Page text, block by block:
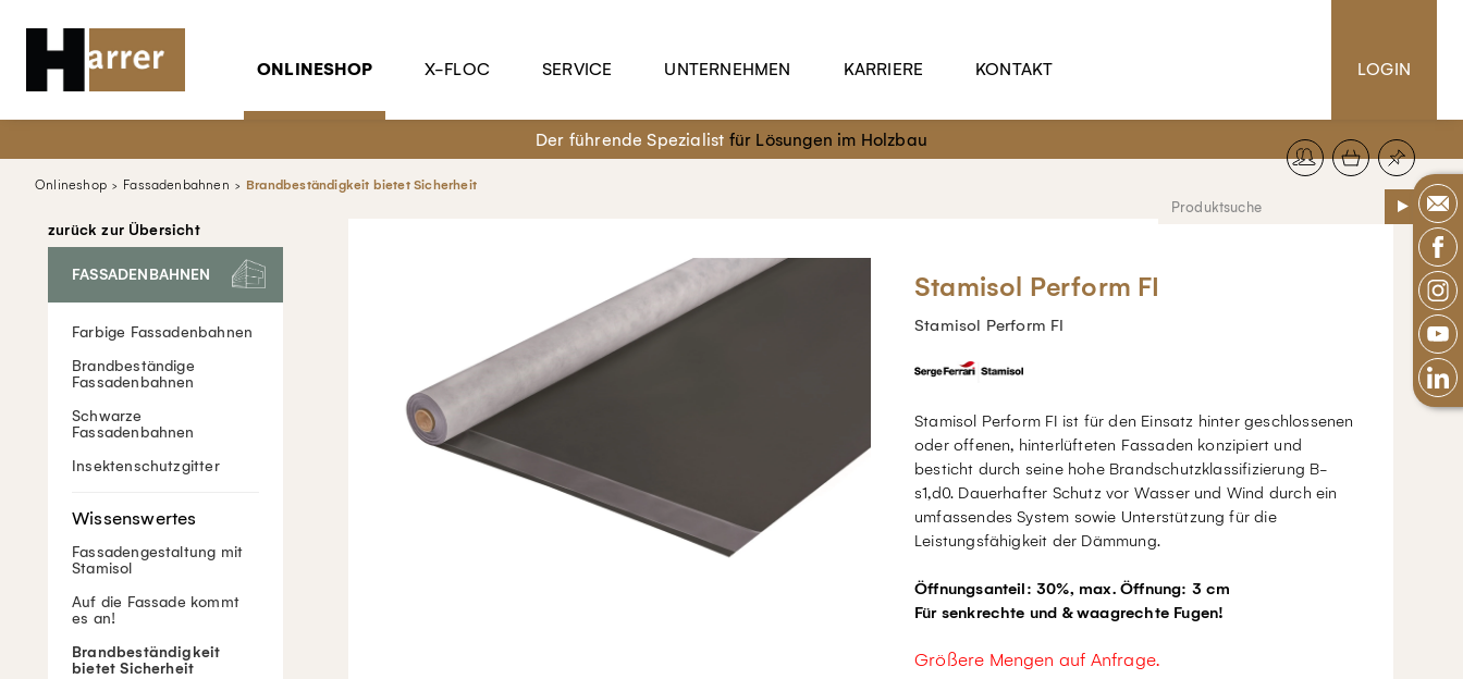
ONLINESHOP X-FLOC SERVICE UNTERNEHMEN KARRIERE KONTAKT LOGIN
Der führende Spezialist für Lösungen im Holzbau
Onlineshop Fassadenbahnen Brandbeständigkeit bietet Sicherheit
zurück zur Übersicht
FASSADENBAHNEN
Farbige Fassadenbahnen
Brandbeständige
Fassadenbahnen
Schwarze
Fassadenbahnen
Insektenschutzgitter
Fassadengestaltung mit
Stamisol
Auf die Fassade kommt
es an!
Brandbeständigkeit
bietet Sicherheit
Stamisol Perform FI
Stamisol Perform FI
Stamisol Perform FI ist für den Einsatz hinter geschlossenen
oder offenen, hinterlüfteten Fassaden konzipiert und
besticht durch seine hohe Brandschutzklassifizierung B-
s1,d0. Dauerhafter Schutz vor Wasser und Wind durch ein
umfassendes System sowie Unterstützung für die
Leistungsfähigkeit der Dämmung.
Öffnungsanteil: 30%, max. Öffnung: 3 cm
Für senkrechte und & waagrechte Fugen!
Größere Mengen auf Anfrage.